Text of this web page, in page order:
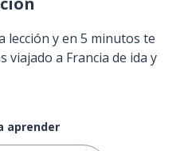
lección y en 5 minutos te
viajado a Francia de ida y
aprender